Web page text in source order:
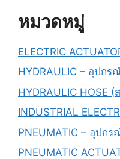
หมวดหมู่
ELECTRIC
HYDRAULIC – อุปกร
HYDRAULIC HOSE
INDUSTRIAL
PNEUMATIC – อุปก
PNEUMATIC